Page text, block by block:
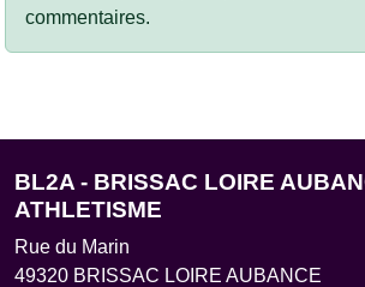
commentaires.
BL2A - BRISSAC LOIRE
ATHLETISME
Rue du Marin
49320 BRISSAC LOIRE AUBANCE